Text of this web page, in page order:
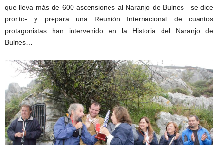
que lleva más de 600 ascensiones al Naranjo de Bulnes –se dice
pronto- y prepara una Reunión Internacional de cuantos
protagonistas han intervenido en la Historia del Naranjo de
Bulnes…